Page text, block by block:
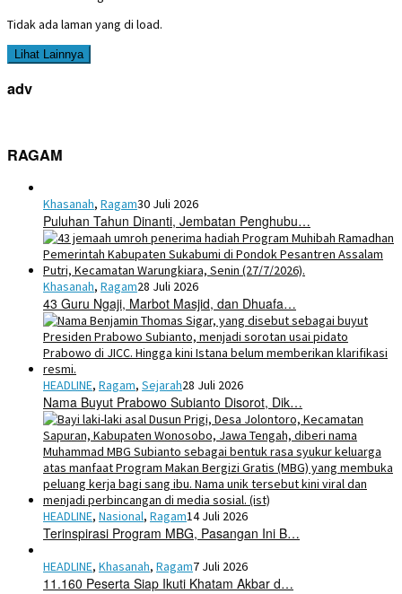
Tidak ada laman yang di load.
Lihat Lainnya
adv
RAGAM
Khasanah, Ragam30 Juli 2026
Puluhan Tahun Dinanti, Jembatan Penghubu…
Khasanah, Ragam28 Juli 2026
43 Guru Ngaji, Marbot Masjid, dan Dhuafa…
HEADLINE, Ragam, Sejarah28 Juli 2026
Nama Buyut Prabowo Subianto Disorot, Dik…
HEADLINE, Nasional, Ragam14 Juli 2026
Terinspirasi Program MBG, Pasangan Ini B…
HEADLINE, Khasanah, Ragam7 Juli 2026
11.160 Peserta Siap Ikuti Khatam Akbar d…